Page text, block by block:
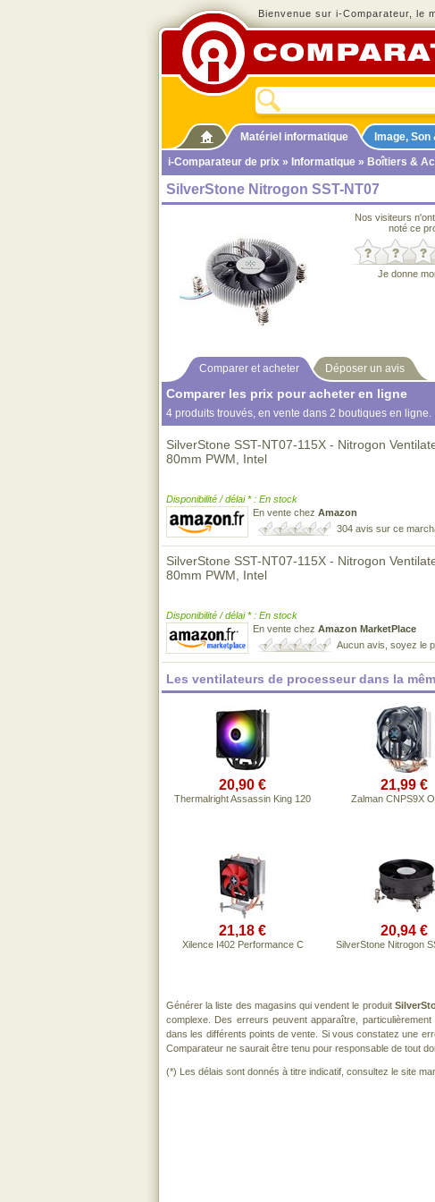
Bienvenue sur i-Comparateur, le
Matériel informatique Image,
i-Comparateur de prix » Informatique » Boîtiers &
SilverStone Nitrogon SST-NT07
Nos visiteurs
noté ce
Je donne
Comparer et acheter Déposer un avis
Comparer les prix pour acheter en ligne
4 produits trouvés, en vente dans 2 boutiques en ligne.
SilverStone SST-NT07-115X - Nitrogon
80mm PWM, Intel
Disponibilité / délai * : En stock
En vente chez Amazon
304 avis sur ce
SilverStone SST-NT07-115X - Nitrogon
80mm PWM, Intel
Disponibilité / délai * : En stock
En vente chez Amazon MarketPlace
Aucun avis, soyez le
Les ventilateurs de processeur dans la
20,90 €
Thermalright Assassin King 120
21,99 €
Zalman CNPS9X
21,18 €
Xilence I402 Performance C
20,94 €
SilverStone Nitrogon
Générer la liste des magasins qui vendent le produit
complexe. Des erreurs peuvent apparaître,
dans les différents points de vente. Si vous constatez une
Comparateur ne saurait être tenu pour responsable de tout
(*) Les délais sont donnés à titre indicatif, consultez le site